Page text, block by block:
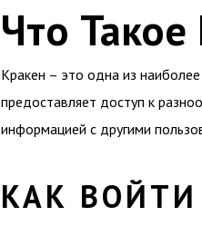
Что
Кракен – это одна из
предоставляет доступ к
информацией с другими
КАК